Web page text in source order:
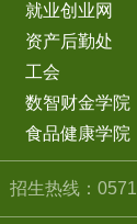
就业创业网
资产后勤处
工会
数智财金学院
食品健康学院
招生热线：